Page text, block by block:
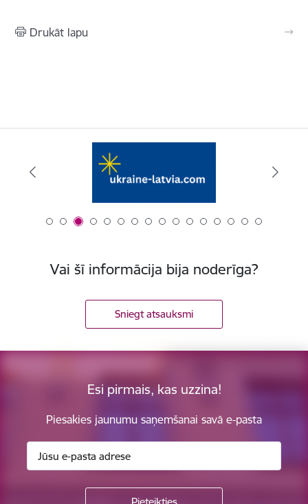
Drukāt lapu
Vai šī informācija bija noderīga?
Sniegt atsauksmi
Esi pirmais, kas uzzina!
Piesakies jaunumu saņemšanai savā e-pasta